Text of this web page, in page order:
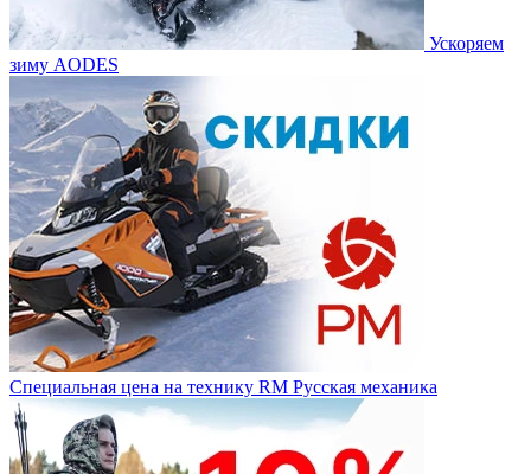
Ускоряем
зиму AODES
Специальная цена на технику RM Русская механика